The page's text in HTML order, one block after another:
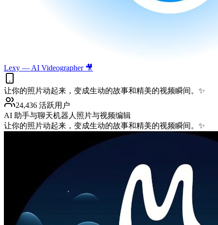
Lexy — AI Videographer 🎥
让你的照片动起来，变成生动的故事和精美的视频瞬间。✨
24,436 活跃用户
AI 助手与聊天机器人 照片与视频编辑
让你的照片动起来，变成生动的故事和精美的视频瞬间。✨